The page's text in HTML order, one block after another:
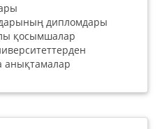
дипломдары
қосымшалар
анықтамалар